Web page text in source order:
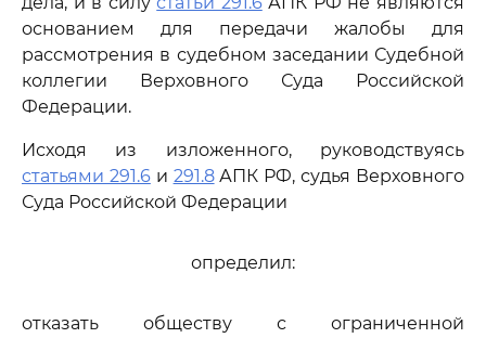
основанием для передачи жалобы для
рассмотрения в судебном заседании Судебной
коллегии Верховного Суда Российской
Федерации.
Исходя из изложенного, руководствуясь
статьями 291.6и 291.8АПК РФ, судья Верховного
Суда Российской Федерации
определил:
отказать обществу с ограниченной